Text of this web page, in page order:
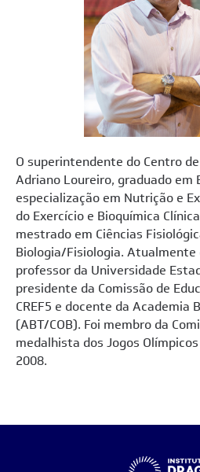
O superintendente do Centro
Adriano Loureiro, graduado em
especialização em Nutrição e
do Exercício e Bioquímica
mestrado em Ciências
Biologia/Fisiologia.
professor da Universidade
presidente da Comissão de
CREF5 e docente da Academia
(ABT/COB). Foi membro da
medalhista dos Jogos
2008.